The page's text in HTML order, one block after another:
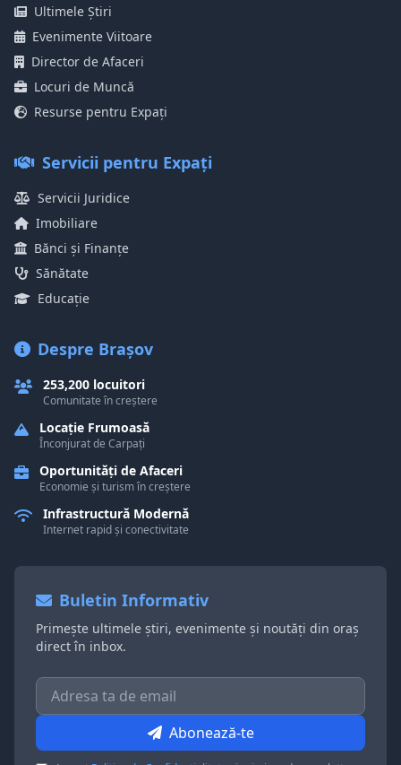
Ultimele Știri
Evenimente Viitoare
Director de Afaceri
Locuri de Muncă
Resurse pentru Expați
Servicii pentru Expați
Servicii Juridice
Imobiliare
Bănci și Finanțe
Sănătate
Educație
Despre Brașov
253,200 locuitori
Comunitate în creștere
Locație Frumoasă
Înconjurat de Carpați
Oportunități de Afaceri
Economie și turism în creștere
Infrastructură Modernă
Internet rapid și conectivitate
Buletin Informativ
Primește ultimele știri, evenimente și noutăți din oraș
direct în inbox.
Abonează-te